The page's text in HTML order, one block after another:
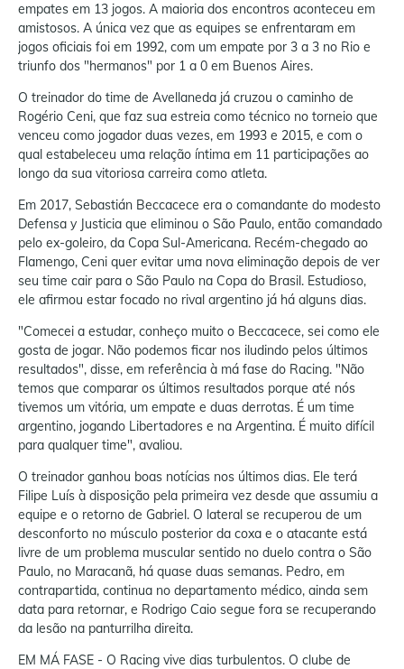
empates em 13 jogos. A maioria dos encontros aconteceu em
amistosos. A única vez que as equipes se enfrentaram em
jogos oficiais foi em 1992, com um empate por 3 a 3 no Rio e
triunfo dos "hermanos" por 1 a 0 em Buenos Aires.
O treinador do time de Avellaneda já cruzou o caminho de
Rogério Ceni, que faz sua estreia como técnico no torneio que
venceu como jogador duas vezes, em 1993 e 2015, e com o
qual estabeleceu uma relação íntima em 11 participações ao
longo da sua vitoriosa carreira como atleta.
Em 2017, Sebastián Beccacece era o comandante do modesto
Defensa y Justicia que eliminou o São Paulo, então comandado
pelo ex-goleiro, da Copa Sul-Americana. Recém-chegado ao
Flamengo, Ceni quer evitar uma nova eliminação depois de ver
seu time cair para o São Paulo na Copa do Brasil. Estudioso,
ele afirmou estar focado no rival argentino já há alguns dias.
"Comecei a estudar, conheço muito o Beccacece, sei como ele
gosta de jogar. Não podemos ficar nos iludindo pelos últimos
resultados", disse, em referência à má fase do Racing. "Não
temos que comparar os últimos resultados porque até nós
tivemos um vitória, um empate e duas derrotas. É um time
argentino, jogando Libertadores e na Argentina. É muito difícil
para qualquer time", avaliou.
O treinador ganhou boas notícias nos últimos dias. Ele terá
Filipe Luís à disposição pela primeira vez desde que assumiu a
equipe e o retorno de Gabriel. O lateral se recuperou de um
desconforto no músculo posterior da coxa e o atacante está
livre de um problema muscular sentido no duelo contra o São
Paulo, no Maracanã, há quase duas semanas. Pedro, em
contrapartida, continua no departamento médico, ainda sem
data para retornar, e Rodrigo Caio segue fora se recuperando
da lesão na panturrilha direita.
EM MÁ FASE - O Racing vive dias turbulentos. O clube de